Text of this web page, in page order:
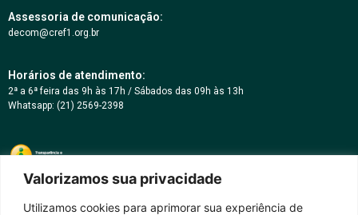
Valorizamos sua privacidade
Utilizamos cookies para aprimorar sua experiência de
Assessoria de comunicação:
decom@cref1.org.br
Horários de atendimento:
2ª a 6ª feira das 9h às 17h / Sábados das 09h às 13h
Whatsapp: (21) 2569-2398